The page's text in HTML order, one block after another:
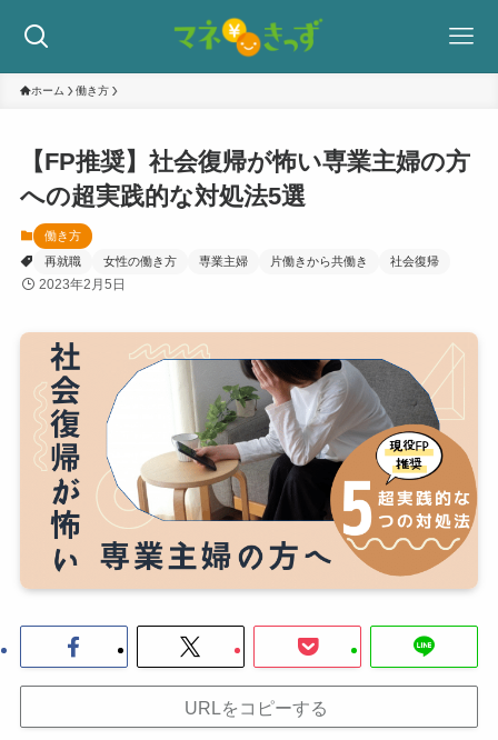
ホーム 働き方
【FP推奨】社会復帰が怖い専業主婦の方
への超実践的な対処法5選
働き方
再就職
女性の働き方 専業主婦 片働きから共働き 社会復帰
2023年2月5日
URLをコピーする